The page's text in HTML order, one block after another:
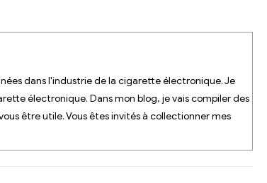
dans l'industrie de la cigarette électronique. Je
électronique. Dans mon blog, je vais compiler des
être utile. Vous êtes invités à collectionner mes